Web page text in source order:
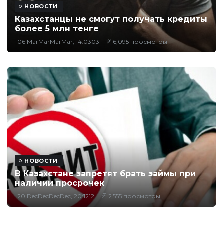
НОВОСТИ
Казахстанцы не смогут получать кредиты
более 5 млн тенге
06 MarMarMarMar, 14:0303 6,095 просмотры
НОВОСТИ
В Казахстане запретят брать займы при
наличии просрочек
20 DecDecDecDec, 20:1212 2,555 просмотры